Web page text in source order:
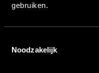
gebruiken.
Noodzakelijk